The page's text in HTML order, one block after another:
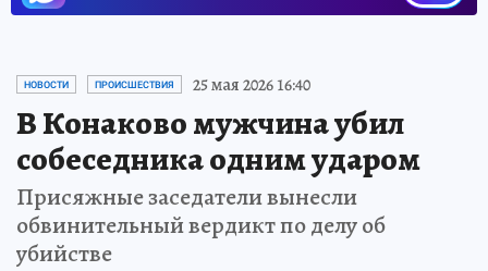
НОВОСТИ ПРОИСШЕСТВИЯ 25 мая 2026 16:40
В Конаково мужчина убил
собеседника одним ударом
Присяжные заседатели вынесли
обвинительный вердикт по делу об
убийстве